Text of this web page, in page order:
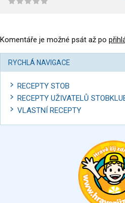
Komentáře je možné psát až po
RYCHLÁ NAVIGACE
RECEPTY STOB
RECEPTY UŽIVATELŮ
VLASTNÍ RECEPTY